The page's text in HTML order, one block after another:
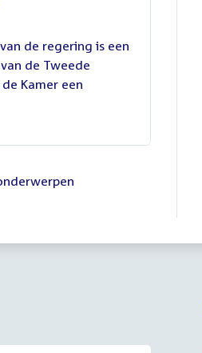
de regering is een
de Tweede
Kamer een